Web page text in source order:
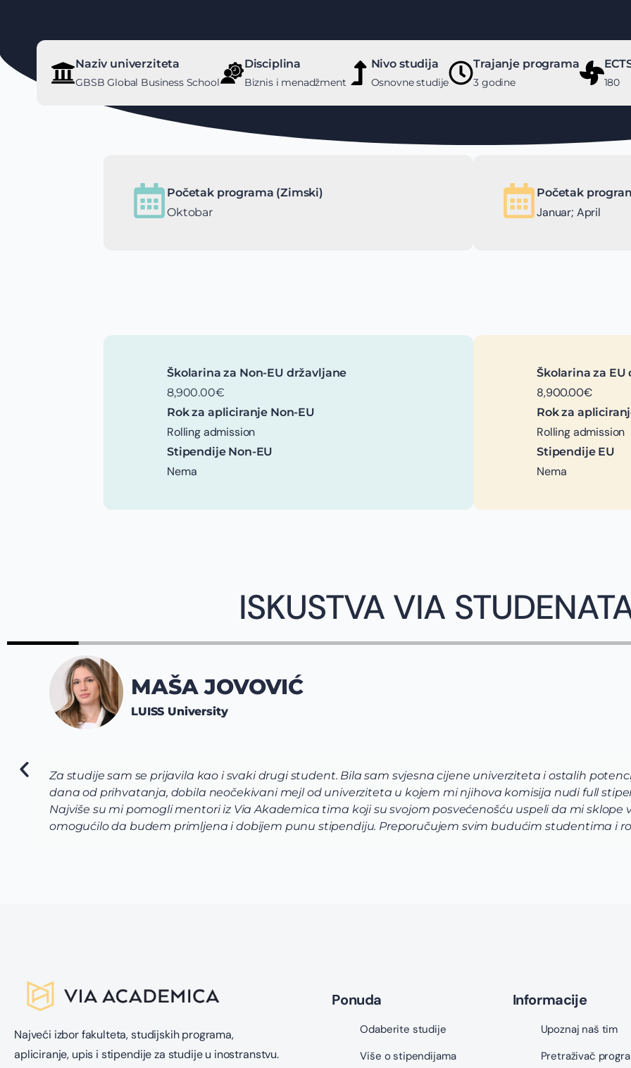
Naziv univerziteta
GBSB Global Business School
Disciplina
Biznis i menadžment
Nivo studija
Osnovne studije
Trajanje programa
3 godine 180
Početak programa (Zimski)
Oktobar
Početak
Januar; April
Školarina za Non-EU državljane
8,900.00€
Rok za apliciranje Non-EU
Rolling admission
Stipendije Non-EU
Nema
Školarina za EU
8,900.00€
Rok za
Rolling admission
Stipendije EU
Nema
ISKUSTVA VIA
Za studije sam se prijavila kao i svaki drugi student. Bila sam svjesna cijene univerziteta i ostalih
dana od prihvatanja, dobila neočekivani mejl od univerziteta u kojem mi njihova komisija nudi full
Najviše su mi pomogli mentori iz Via Akademica tima koji su svojom posvećenošću uspeli da mi sklope
omogućilo da budem primljena i dobijem punu stipendiju. Preporučujem svim budućim studentima i
MAŠA JOVOVIĆ
LUISS University
Najveći izbor fakulteta, studijskih programa,
apliciranje, upis i stipendije za studije u inostranstvu.
Ponuda
Odaberite studije
Više o stipendijama
Informacije
Upoznaj naš tim
Pretraživač